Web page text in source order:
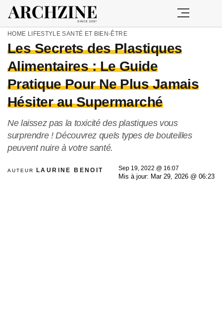
HOME LIFESTYLE SANTÉ ET BIEN-ÊTRE
Les Secrets des Plastiques
Alimentaires : Le Guide
Pratique Pour Ne Plus Jamais
Hésiter au Supermarché
Ne laissez pas la toxicité des plastiques vous
surprendre ! Découvrez quels types de bouteilles
peuvent nuire à votre santé.
AUTEUR LAURINE BENOIT
Sep 19, 2022 @ 16:07
Mis à jour: Mar 29, 2026 @ 06:23